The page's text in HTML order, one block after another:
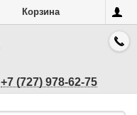
Корзина
+7 (727) 978-62-75